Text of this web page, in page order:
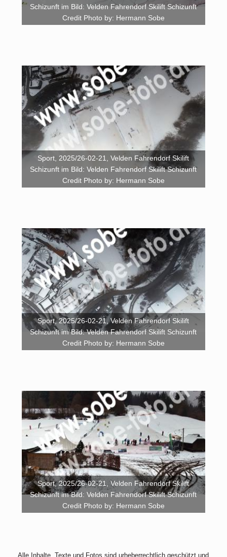
Schizunft im Bild: Velden Fahrendorf Skilift Schizunft
Credit Photo by: Hermann Sobe
Sport, 2025/26-02-21, Velden Fahrendorf Skilift
Schizunft im Bild: Velden Fahrendorf Skilift Schizunft
Credit Photo by: Hermann Sobe
Sport, 2025/26-02-21, Velden Fahrendorf Skilift
Schizunft im Bild: Velden Fahrendorf Skilift Schizunft
Credit Photo by: Hermann Sobe
Sport, 2025/26-02-21, Velden Fahrendorf Skilift
Schizunft im Bild: Velden Fahrendorf Skilift Schizunft
Credit Photo by: Hermann Sobe
Alle Inhalte, Texte und Fotos sind urheberrechtlich geschützt und